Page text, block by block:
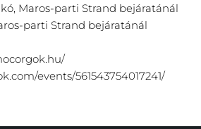
Maros-parti Strand bejáratánál
parti Strand bejáratánál
events/561543754017241/